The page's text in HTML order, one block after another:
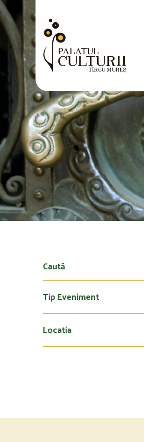
Tip Eveniment
Locatia